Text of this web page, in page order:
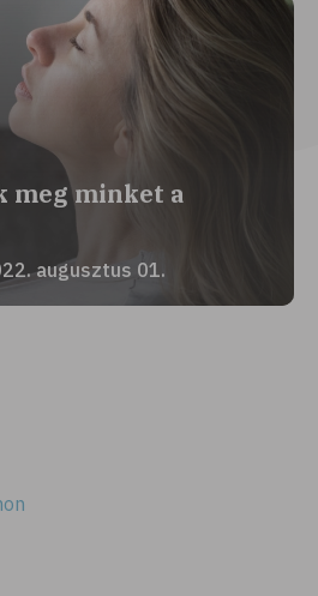
meg minket a
augusztus 01.